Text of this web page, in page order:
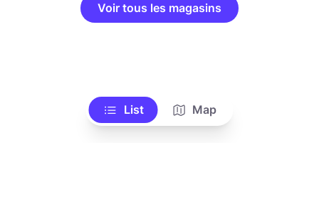
Voir tous les magasins
List Map